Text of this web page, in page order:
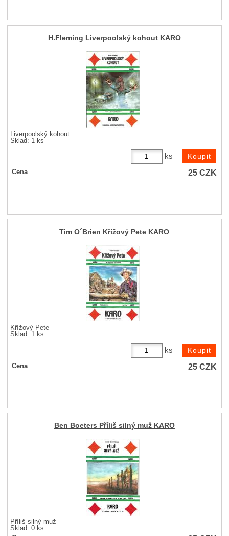
H.Fleming Liverpoolský kohout KARO
Liverpoolský kohout
Sklad: 1 ks
ks
Cena 25CZK
Tim O´Brien Křížový Pete KARO
Křížový Pete
Sklad: 1 ks
ks
Cena 25CZK
Ben Boeters Příliš silný muž KARO
Příliš silný muž
Sklad: 0 ks